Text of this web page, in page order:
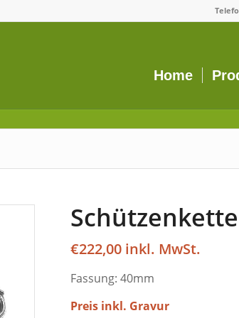
Home
€222,00
Fassung: 40mm
Preis inkl. Gravur